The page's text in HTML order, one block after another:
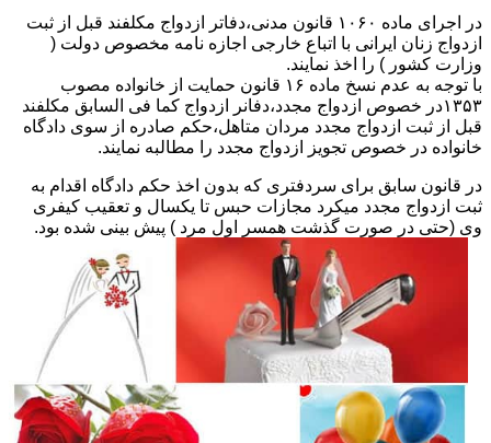
در اجرای ماده ۱۰۶۰ قانون مدنی،دفاتر ازدواج مکلفند قبل از ثبت
ازدواج زنان ایرانی با اتباع خارجی اجازه نامه مخصوص دولت (
وزارت کشور ) را اخذ نمایند.
با توجه به عدم نسخ ماده ۱۶ قانون حمایت از خانواده مصوب
۱۳۵۳در خصوص ازدواج مجدد،دفانر ازدواج کما فی السابق مکلفند
قبل از ثبت ازدواج مجدد مردان متاهل،حکم صادره از سوی دادگاه
خانواده در خصوص تجویز ازدواج مجدد را مطالبه نمایند.
در قانون سابق برای سردفتری که بدون اخذ حکم دادگاه اقدام به
ثبت ازدواج مجدد میکرد مجازات حبس تا یکسال و تعقیب کیفری
وی (حتی در صورت گذشت همسر اول مرد ) پیش بینی شده بود.